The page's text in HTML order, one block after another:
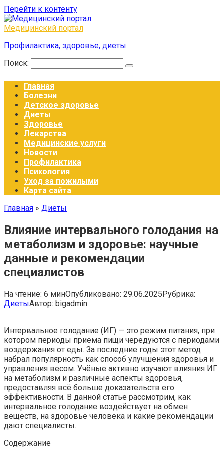
Перейти к контенту
Медицинский портал
Профилактика, здоровье, диеты
Поиск:
Главная
Болезни
Детское здоровье
Диеты
Здоровье
Лекарства
Медицинские услуги
Новости
Профилактика
Психология
Уход за пожилыми
Карта сайта
Главная » Диеты
Влияние интервального голодания на
метаболизм и здоровье: научные
данные и рекомендации
специалистов
На чтение: 6 минОпубликовано: 29.06.2025Рубрика:
ДиетыАвтор: bigadmin
Интервальное голодание (ИГ) — это режим питания, при
котором периоды приема пищи чередуются с периодами
воздержания от еды. За последние годы этот метод
набрал популярность как способ улучшения здоровья и
управления весом. Учёные активно изучают влияния ИГ
на метаболизм и различные аспекты здоровья,
предоставляя всё больше доказательств его
эффективности. В данной статье рассмотрим, как
интервальное голодание воздействует на обмен
веществ, на здоровье человека и какие рекомендации
дают специалисты.
Содержание